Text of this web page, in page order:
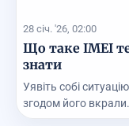
28 січ. '26, 02:00
Що таке IMEI
знати
Уявіть собі
згодом його